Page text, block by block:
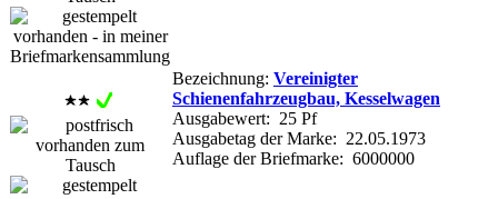
Bezeichnung: Vereinigter
Schienenfahrzeugbau, Kesselwagen
Ausgabewert: 25 Pf
Ausgabetag der Marke: 22.05.1973
Auflage der Briefmarke: 6000000